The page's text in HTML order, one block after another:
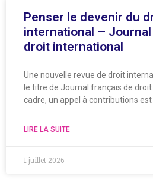
Penser le devenir du
international –
droit international
Une nouvelle revue de droit
le titre de Journal français de
cadre, un appel à contributions
LIRE LA SUITE
1 juillet 2026